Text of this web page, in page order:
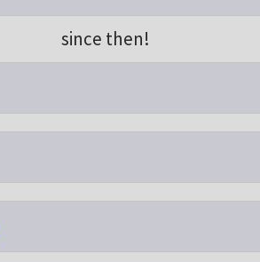
since then!